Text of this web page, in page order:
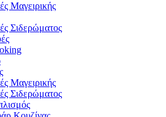
Μαγειρικής
Σιδερώματος
Μαγειρικής
Σιδερώματος